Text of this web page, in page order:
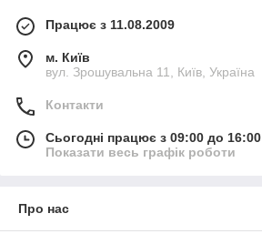
Працює з 11.08.2009
м. Київ
вул. Зрошувальна 11, Київ, Україна
Контакти
Сьогодні працює з 09:00 до 16:00
Показати весь графік роботи
Про нас